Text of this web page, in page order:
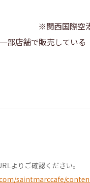
※関西国際空
部店舗で販売している
よりご確認ください。
saintmarccafe/